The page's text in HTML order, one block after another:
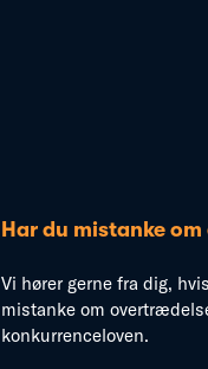
Har du mistanke
Vi hører gerne fra dig,
mistanke om
konkurrenceloven.